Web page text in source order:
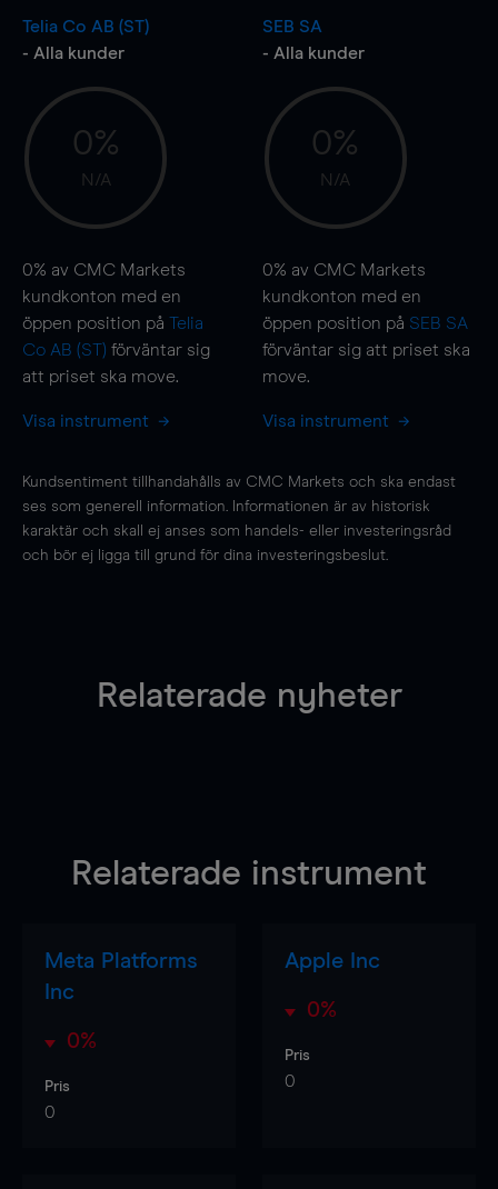
Telia Co AB (ST)
- Alla kunder
0%
N/A
0% av CMC Markets
kundkonton med en
öppen position på Telia
Co AB (ST) förväntar sig
att priset ska move.
Visa instrument
SEB SA
- Alla kunder
0%
N/A
0% av CMC Markets
kundkonton med en
öppen position på SEB SA
förväntar sig att priset ska
move.
Visa instrument
Kundsentiment tillhandahålls av CMC Markets och ska endast
ses som generell information. Informationen är av historisk
karaktär och skall ej anses som handels- eller investeringsråd
och bör ej ligga till grund för dina investeringsbeslut.
Relaterade nyheter
Relaterade instrument
Meta Platforms
Inc
0%
Pris
0
Apple Inc
0%
Pris
0